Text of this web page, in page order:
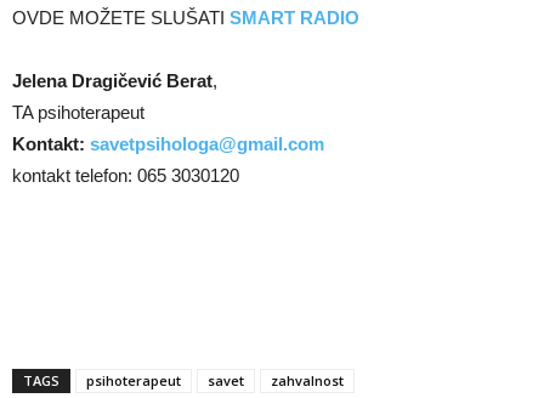
OVDE MOŽETE SLUŠATI SMART RADIO
Jelena Dragičević Berat,
TA psihoterapeut
Kontakt: savetpsihologa@gmail.com
kontakt telefon: 065 3030120
TAGS psihoterapeut savet zahvalnost